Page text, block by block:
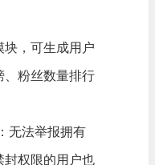
块，可生成用户
、粉丝数量排行
无法举报拥有
封权限的用户也